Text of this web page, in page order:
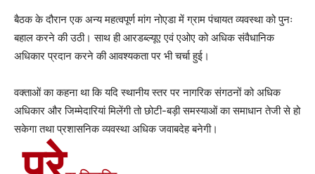
बैठक के दौरान एक अन्य महत्वपूर्ण मांग नोएडा में ग्राम पंचायत व्यवस्था को पुनः
बहाल करने की उठी। साथ ही आरडब्ल्यूए एवं एओए को अधिक संवैधानिक
अधिकार प्रदान करने की आवश्यकता पर भी चर्चा हुई।
वक्ताओं का कहना था कि यदि स्थानीय स्तर पर नागरिक संगठनों को अधिक
अधिकार और जिम्मेदारियां मिलेंगी तो छोटी-बड़ी समस्याओं का समाधान तेजी से हो
सकेगा तथा प्रशासनिक व्यवस्था अधिक जवाबदेह बनेगी।